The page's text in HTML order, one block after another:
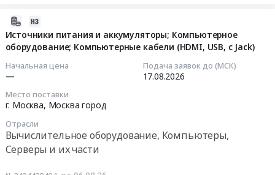
Источники питания и аккумуляторы; Компьютерное
оборудование; Компьютерные кабели (HDMI, USB, c Jack)
Начальная цена
—
Подача заявок до (МСК)
17.08.2026
Место поставки
г. Москва, Москва город
Отрасли
Вычислительное оборудование, Компьютеры,
Серверы и их части